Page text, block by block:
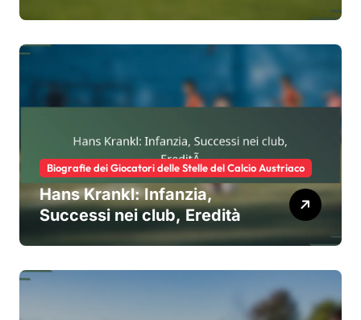
Biografie dei Giocatori delle Stelle del Calcio Austriaco
Hans Krankl: Infanzia,
Successi nei club, Eredità